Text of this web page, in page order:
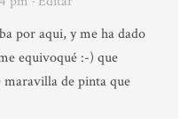
por aqui, y me ha dado
equivoqué :-) que
maravilla de pinta que